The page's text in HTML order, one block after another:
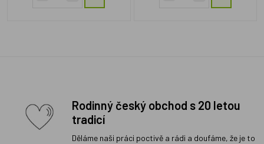
Rodinný český obchod s 20 letou
tradicí
Děláme naši práci poctivě a rádi a doufáme, že je to